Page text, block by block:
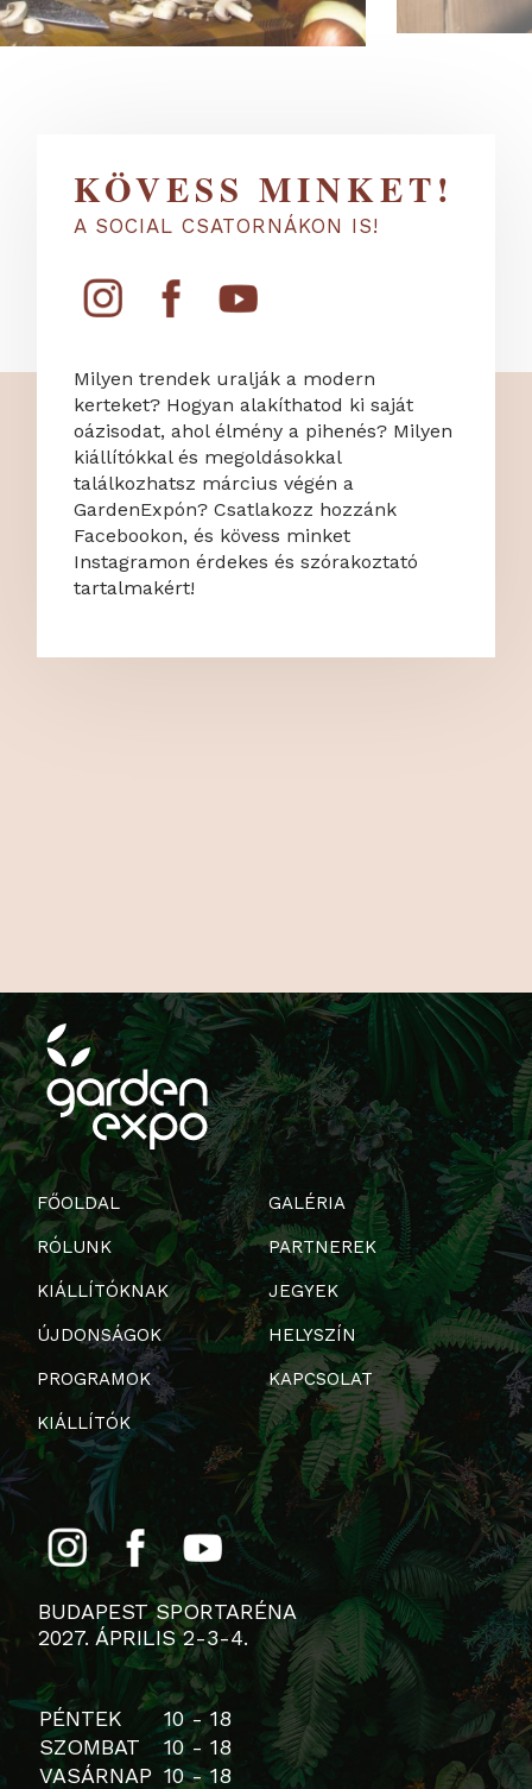
KÖVESS MINKET!
A SOCIAL CSATORNÁKON IS!
Milyen trendek uralják a modern
kerteket? Hogyan alakíthatod ki saját
oázisodat, ahol élmény a pihenés? Milyen
kiállítókkal és megoldásokkal
találkozhatsz március végén a
GardenExpón? Csatlakozz hozzánk
Facebookon, és kövess minket
Instagramon érdekes és szórakoztató
tartalmakért!
FŐOLDAL
RÓLUNK
KIÁLLÍTÓKNAK
ÚJDONSÁGOK
PROGRAMOK
KIÁLLÍTÓK
GALÉRIA
PARTNEREK
JEGYEK
HELYSZÍN
KAPCSOLAT
BUDAPEST SPORTARÉNA
2027. ÁPRILIS 2-3-4.
PÉNTEK
10 - 18
SZOMBAT
10 - 18
VASÁRNAP 10 - 18